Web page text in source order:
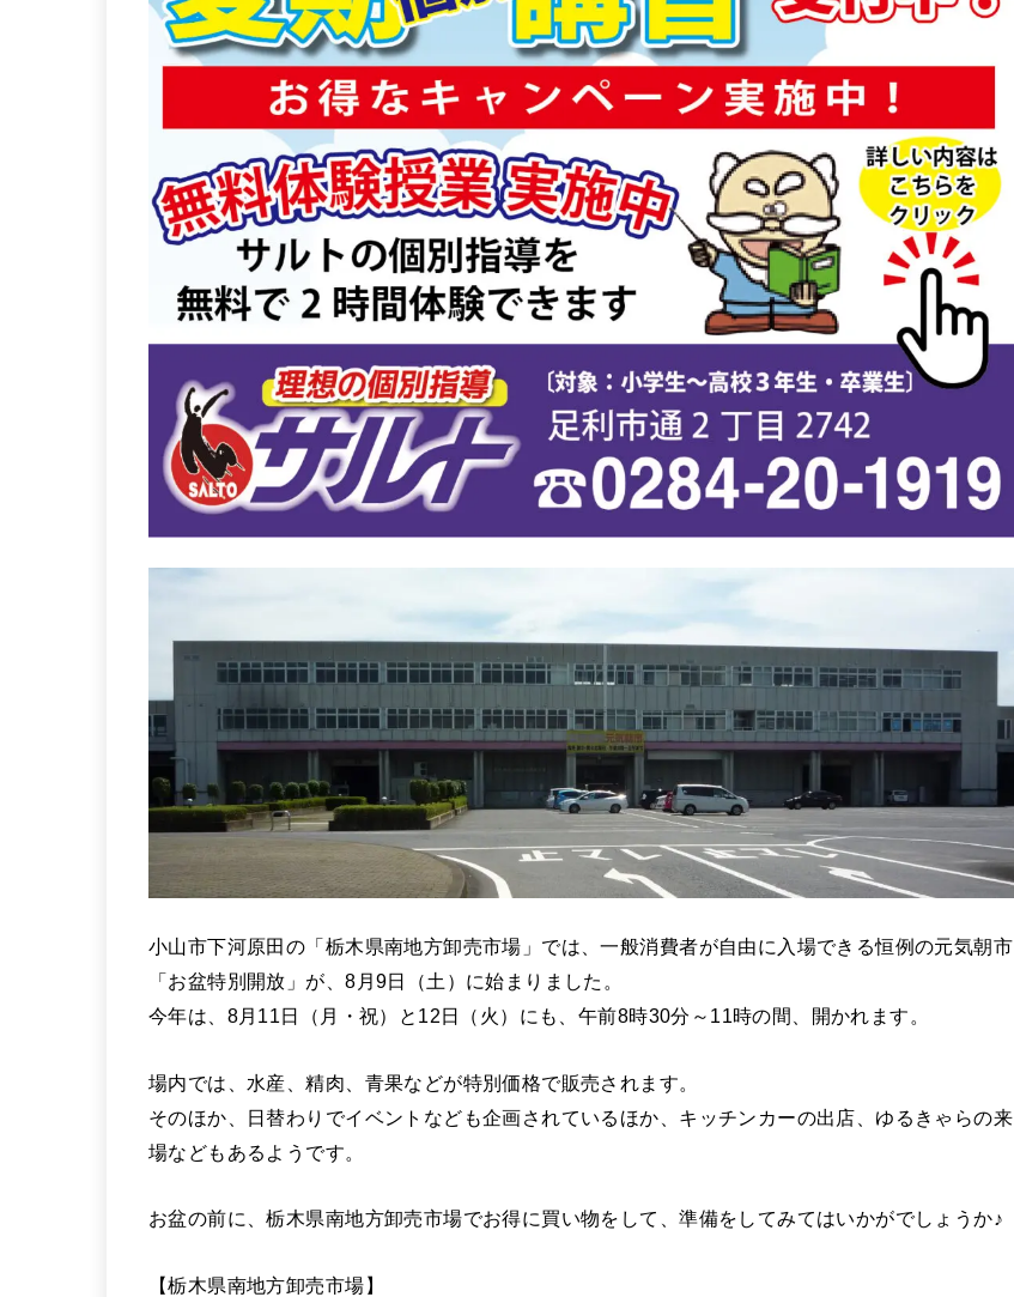
小山市下河原田の「栃木県南地方卸売市場」では、一般消費者が自由に入場できる恒例の元気朝市
「お盆特別開放」が、8月9日（土）に始まりました。
今年は、8月11日（月・祝）と12日（火）にも、午前8時30分～11時の間、開かれます。
場内では、水産、精肉、青果などが特別価格で販売されます。
そのほか、日替わりでイベントなども企画されているほか、キッチンカーの出店、ゆるきゃらの来
場などもあるようです。
お盆の前に、栃木県南地方卸売市場でお得に買い物をして、準備をしてみてはいかがでしょうか♪
【栃木県南地方卸売市場】